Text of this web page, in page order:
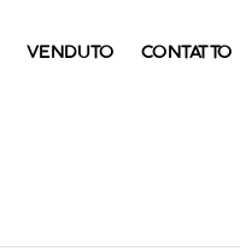
VENDUTO CONTATTO